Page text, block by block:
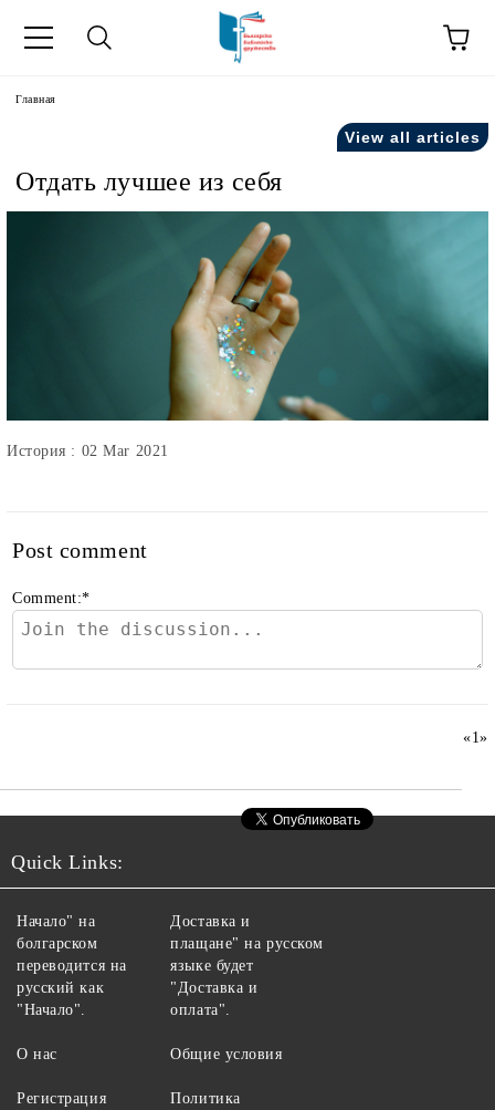
Главная
View all articles
Отдать лучшее из себя
История : 02 Mar 2021
Post comment
Comment:*
«1»
Quick Links:
Начало" на
болгарском
переводится на
русский как
"Начало".
О нас
Регистрация
Доставка и
плащане" на русском
языке будет
"Доставка и
оплата".
Общие условия
Политика